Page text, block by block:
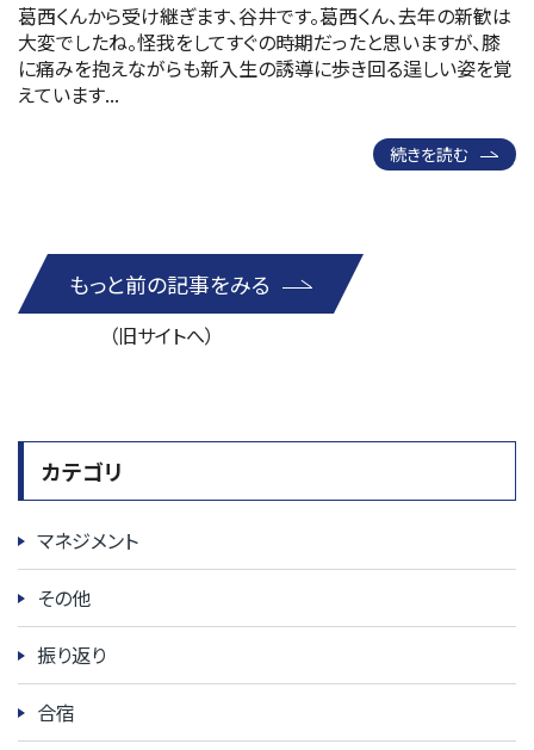
葛西くんから受け継ぎます、谷井です。葛西くん、去年の新歓は
大変でしたね。怪我をしてすぐの時期だったと思いますが、膝
に痛みを抱えながらも新入生の誘導に歩き回る逞しい姿を覚
えています...
続きを読む
もっと前の記事をみる
（旧サイトへ）
カテゴリ
マネジメント
その他
振り返り
合宿